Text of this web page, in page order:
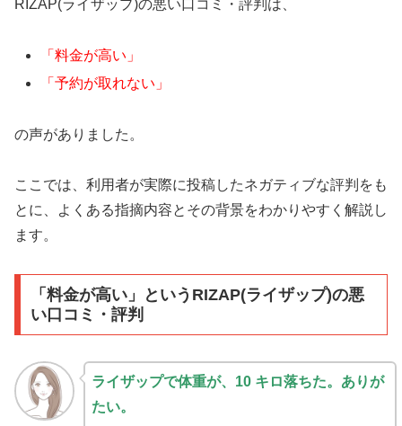
RIZAP(ライザップ)の悪い口コミ・評判は、
「料金が高い」
「予約が取れない」
の声がありました。
ここでは、利用者が実際に投稿したネガティブな評判をも
とに、よくある指摘内容とその背景をわかりやすく解説し
ます。
「料金が高い」というRIZAP(ライザップ)の悪
い口コミ・評判
ライザップで体重が、10 キロ落ちた。ありが
たい。